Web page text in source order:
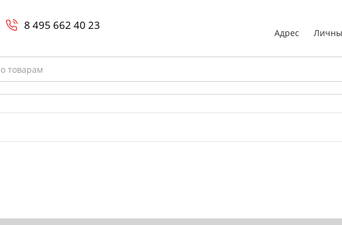
8 800-700-23-35
8 495 662 40 23
Адрес